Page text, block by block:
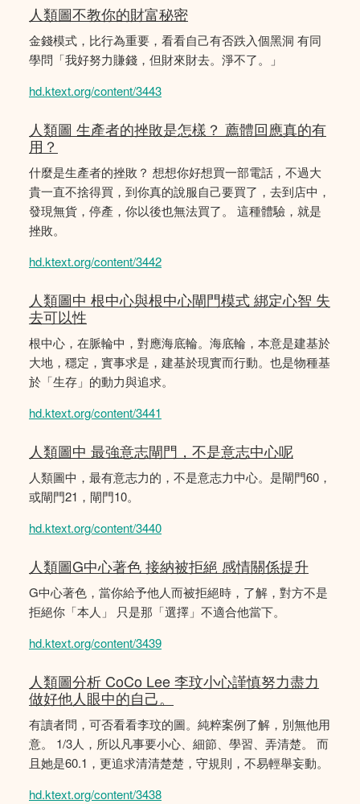
人類圖不教你的財富秘密
金錢模式，比行為重要，看看自己有否跌入個黑洞 有同
學問「我好努力賺錢，但財來財去。淨不了。」
hd.ktext.org/content/3443
人類圖 生產者的挫敗是怎樣？ 薦體回應真的有
用？
什麼是生產者的挫敗？ 想想你好想買一部電話，不過大
貴一直不捨得買，到你真的說服自己要買了，去到店中，
發現無貨，停產，你以後也無法買了。 這種體驗，就是
挫敗。
hd.ktext.org/content/3442
人類圖中 根中心與根中心閘門模式 綁定心智 失
去可以性
根中心，在脈輪中，對應海底輪。海底輪，本意是建基於
大地，穩定，實事求是，建基於現實而行動。也是物種基
於「生存」的動力與追求。
hd.ktext.org/content/3441
人類圖中 最強意志閘門，不是意志中心呢
人類圖中，最有意志力的，不是意志力中心。是閘門60，
或閘門21，閘門10。
hd.ktext.org/content/3440
人類圖G中心著色 接納被拒絕 感情關係提升
G中心著色，當你給予他人而被拒絕時，了解，對方不是
拒絕你「本人」 只是那「選擇」不適合他當下。
hd.ktext.org/content/3439
人類圖分析 CoCo Lee 李玟小心謹慎努力盡力
做好他人眼中的自己。
有讀者問，可否看看李玟的圖。純粹案例了解，別無他用
意。 1/3人，所以凡事要小心、細節、學習、弄清楚。 而
且她是60.1，更追求清清楚楚，守規則，不易輕舉妄動。
hd.ktext.org/content/3438